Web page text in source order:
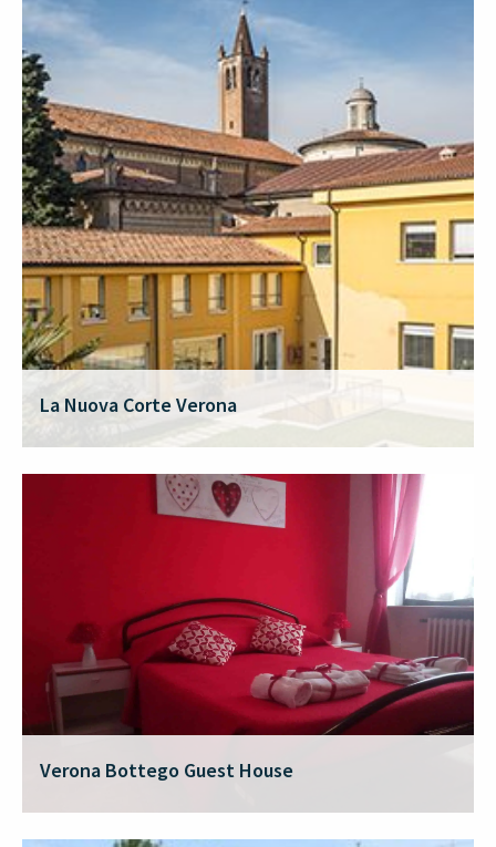
La Nuova Corte Verona
Verona Bottego Guest House